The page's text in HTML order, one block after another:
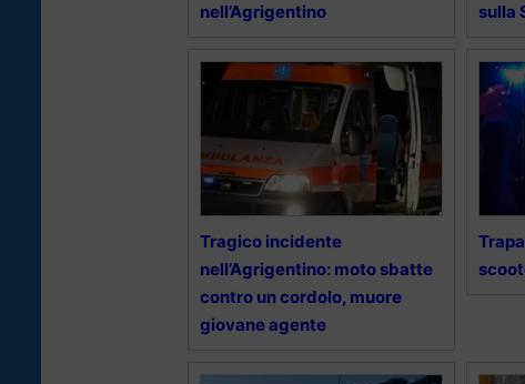
nell’Agrigentino
sulla
Tragico incidente
nell’Agrigentino: moto sbatte
contro un cordolo, muore
giovane agente